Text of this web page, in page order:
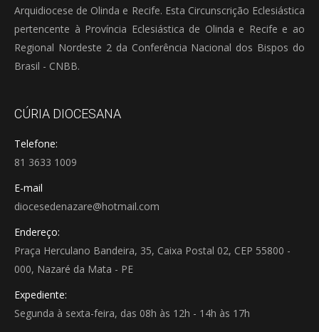
Arquidiocese de Olinda e Recife. Esta Circunscrição Eclesiástica
pertencente à Província Eclesiástica de Olinda e Recife e ao
Regional Nordeste 2 da Conferência Nacional dos Bispos do
Brasil - CNBB.
CÚRIA DIOCESANA
Telefone:
81 3633 1009
E-mail
diocesedenazare@hotmail.com
Endereço:
Praça Herculano Bandeira, 35, Caixa Postal 02, CEP 55800 -
000, Nazaré da Mata - PE
Expediente:
Segunda à sexta-feira, das 08h às 12h - 14h às 17h